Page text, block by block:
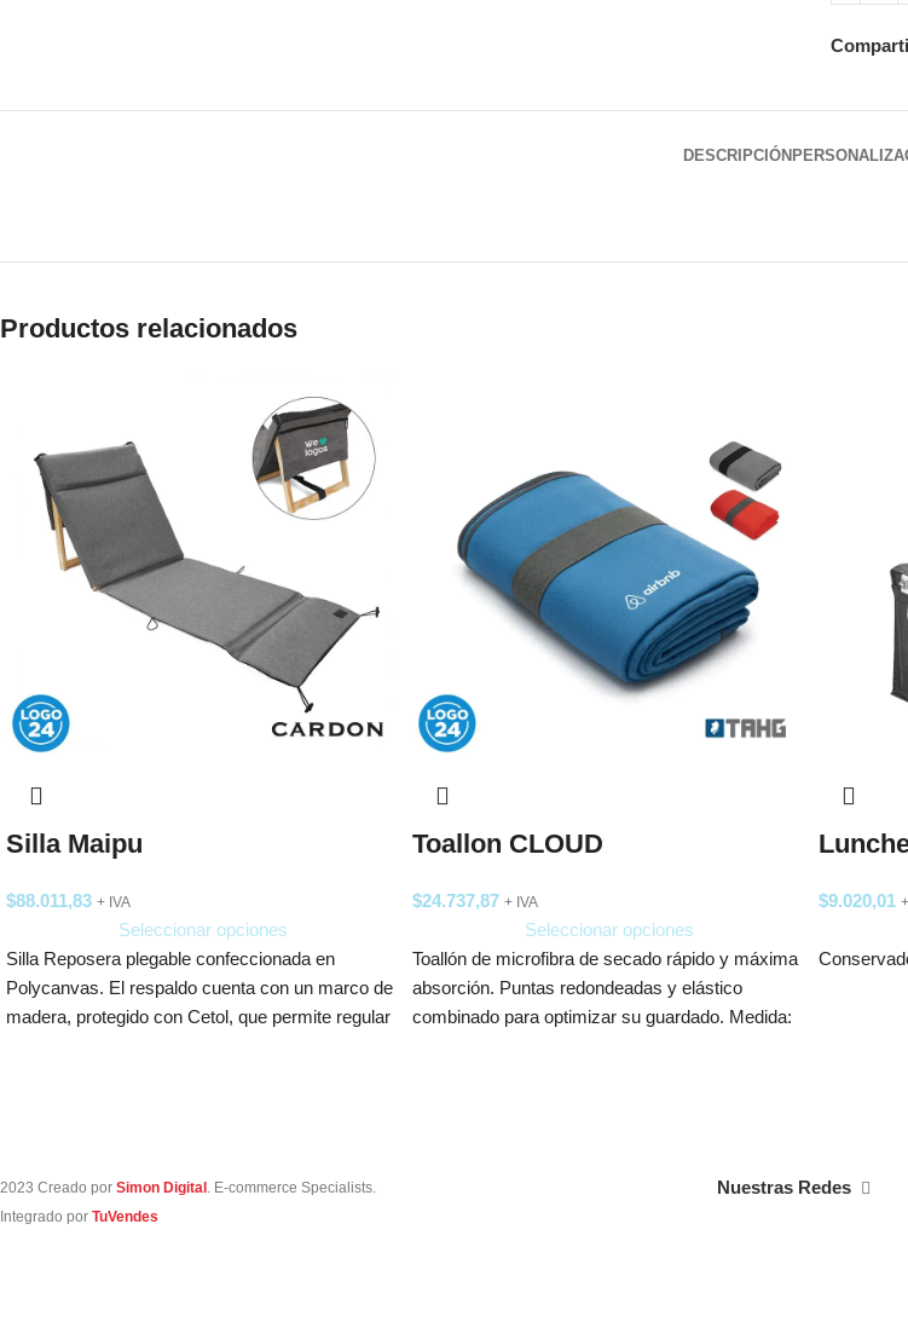
DESCRIPCIÓN
Productos relacionados
Silla Maipu
$88.011,83 + IVA
Seleccionar opciones
Silla Reposera plegable confeccionada en
Polycanvas. El respaldo cuenta con un marco de
madera, protegido con Cetol, que permite regular
Toallon CLOUD
$24.737,87 + IVA
Seleccionar opciones
Toallón de microfibra de secado rápido y máxima
absorción. Puntas redondeadas y elástico
combinado para optimizar su guardado. Medida:
$9.020,01
2023 Creado por Simon Digital . E-commerce Specialists.
Integrado por TuVendes
Nuestras Redes